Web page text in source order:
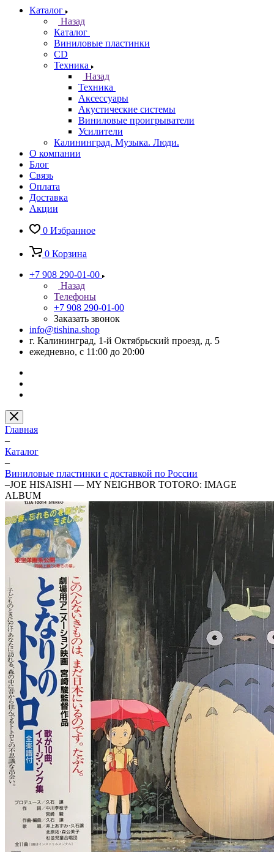
Каталог
Назад
Каталог
Виниловые пластинки
CD
Техника
Назад
Техника
Аксессуары
Акустические системы
Виниловые проигрыватели
Усилители
Калининград. Музыка. Люди.
О компании
Блог
Связь
Оплата
Доставка
Акции
0 Избранное
0 Корзина
+7 908 290-01-00
Назад
Телефоны
+7 908 290-01-00
Заказать звонок
info@tishina.shop
г. Калининград, 1-й Октябрьский проезд, д. 5
ежедневно, с 11:00 до 20:00
Главная
–
Каталог
–
Виниловые пластинки с доставкой по России
–JOE HISAISHI — MY NEIGHBOR TOTORO: IMAGE
ALBUM